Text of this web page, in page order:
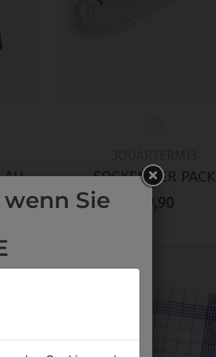
SOCKEN 3ER PACK
€ 9,90
Sie
Termin buchenüber